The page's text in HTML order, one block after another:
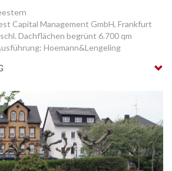
Capital Management GmbH, Frankfurt
Dachflächen begrünt 6.700 qm
Hoemann&Lengeling